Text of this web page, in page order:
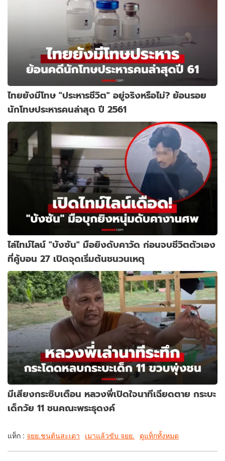
ไทยยังมีโทษ "ประหารชีวิต" อยู่จริงหรือไม่? ย้อนรอย
นักโทษประหารคนล่าสุด ปี 2561
ไล่ไทม์ไลน์ "บังซัน" มือยิงดับคาวัด ก่อนจบชีวิตตัวเอง
ที่คู้บอน 27 เปิดจุดเริ่มต้นชนวนเหตุ
มีเสียงกระซิบเตือน หลวงพี่เปิดใจนาทีเฉียดตาย กระบะ
เด็กวัย 11 ชนคณะพระธุดงค์
แท็ก : จยย.ชนต้นสะเดา เมาแล้วขับ จยย. ดูแท็กทั้งหมด